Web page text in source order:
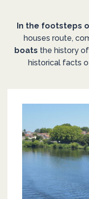
In the footsteps
houses route,
boats the history
historical facts